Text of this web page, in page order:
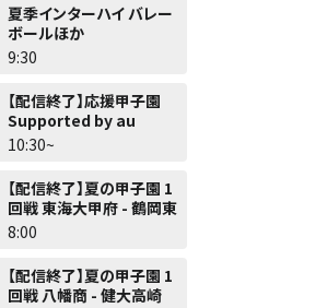
夏季インターハイ バレー
ボールほか
9:30
【配信終了】応援甲子園
Supported by au
10:30~
【配信終了】夏の甲子園 1
回戦 東海大甲府 - 鶴岡東
8:00
【配信終了】夏の甲子園 1
回戦 八幡商 - 健大高崎